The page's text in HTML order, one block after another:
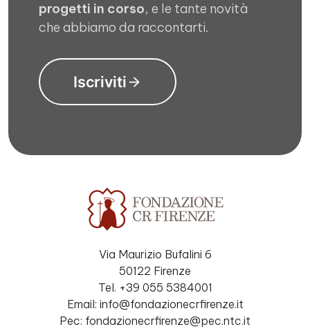
progetti in corso, e le tante novità
che abbiamo da raccontarti.
Iscriviti
Via Maurizio Bufalini 6
50122 Firenze
Tel. +39 055 5384001
Email: info@fondazionecrfirenze.it
Pec: fondazionecrfirenze@pec.ntc.it